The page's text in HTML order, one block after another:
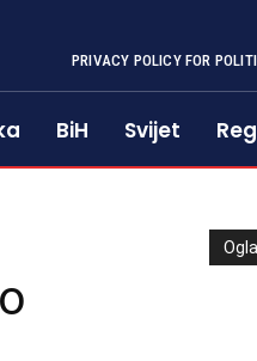
PRIVACY POLICY FOR
BiH Svijet